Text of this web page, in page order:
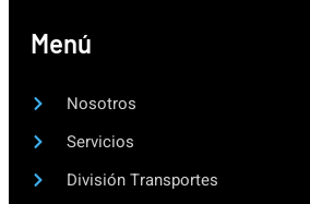
Menú
Nosotros
Servicios
División Transportes